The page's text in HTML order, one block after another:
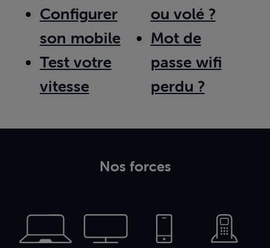
Configurer
son mobile
Test votre
vitesse
ou volé ?
Mot de
passe wifi
perdu ?
Nos forces